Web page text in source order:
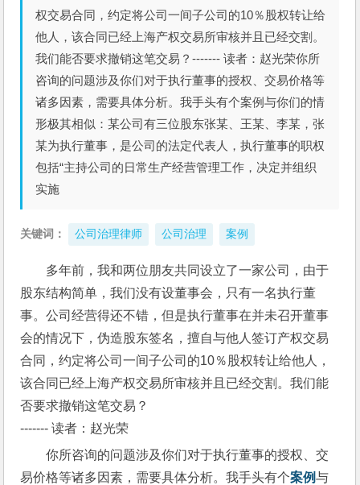
权交易合同，约定将公司一间子公司的10％股权转让给
他人，该合同已经上海产权交易所审核并且已经交割。
我们能否要求撤销这笔交易？------- 读者：赵光荣你所
咨询的问题涉及你们对于执行董事的授权、交易价格等
诸多因素，需要具体分析。我手头有个案例与你们的情
形极其相似：某公司有三位股东张某、王某、李某，张
某为执行董事，是公司的法定代表人，执行董事的职权
包括“主持公司的日常生产经营管理工作，决定并组织
实施
关键词： 公司治理律师 公司治理 案例
多年前，我和两位朋友共同设立了一家公司，由于
股东结构简单，我们没有设董事会，只有一名执行董
事。公司经营得还不错，但是执行董事在并未召开董事
会的情况下，伪造股东签名，擅自与他人签订产权交易
合同，约定将公司一间子公司的10％股权转让给他人，
该合同已经上海产权交易所审核并且已经交割。我们能
否要求撤销这笔交易？
------- 读者：赵光荣
你所咨询的问题涉及你们对于执行董事的授权、交
易价格等诸多因素，需要具体分析。我手头有个案例与